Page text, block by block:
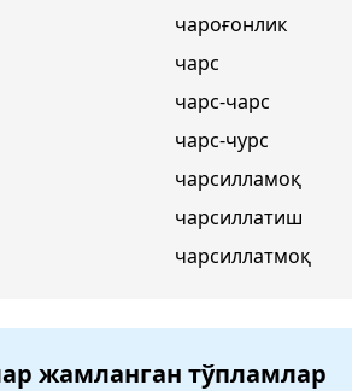
чароғонлик
чарс
чарс-чарс
чарс-чурс
чарсилламоқ
чарсиллатиш
чарсиллатмоқ
жамланган тўпламлар